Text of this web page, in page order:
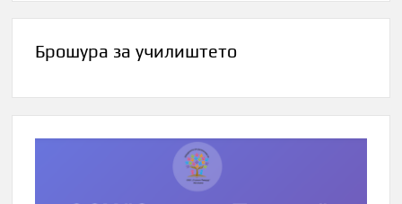
Брошура за училиштето